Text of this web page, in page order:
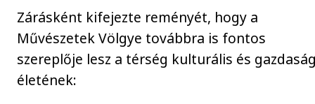
Zárásként kifejezte reményét, hogy a
Művészetek Völgye továbbra is fontos
szereplője lesz a térség kulturális és
életének: